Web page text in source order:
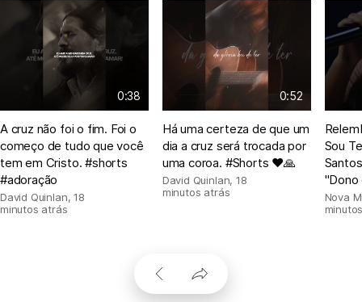
0:38
A cruz não foi o fim. Foi o
começo de tudo que você
tem em Cristo. #shorts
#adoração
David Quinlan,18
minutos atrás
0:52
Há uma certeza de que um
dia a cruz será trocada por
uma coroa. #Shorts ❤🙏
David Quinlan, 18
minutos atrás
Sou
"Dono
Nova